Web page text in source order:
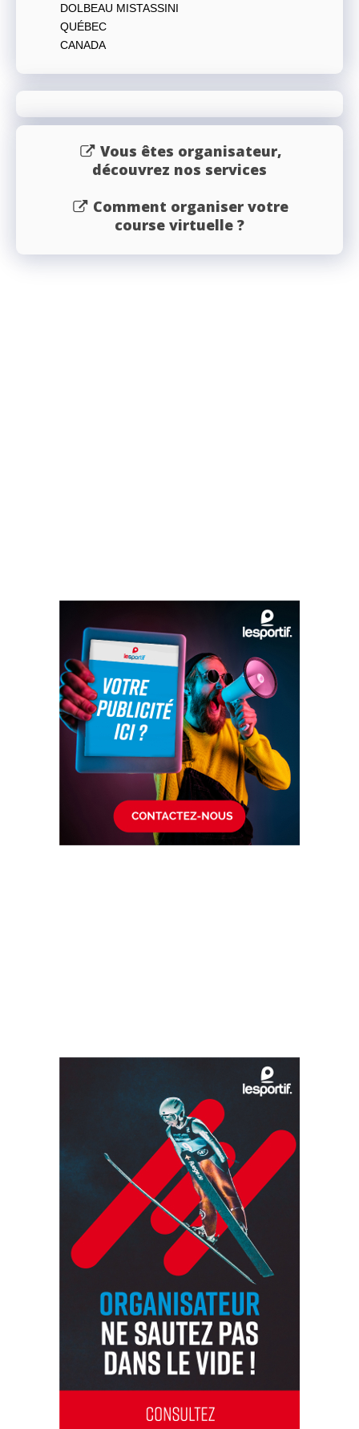
DOLBEAU MISTASSINI
QUÉBEC
CANADA
Vous êtes organisateur,
découvrez nos services
Comment organiser votre
course virtuelle ?